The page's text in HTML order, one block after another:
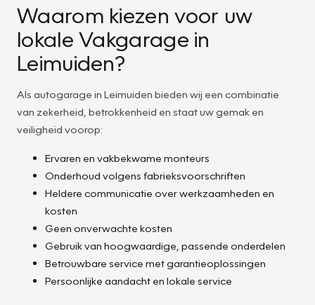
Waarom kiezen voor uw
lokale Vakgarage in
Leimuiden?
Als autogarage in Leimuiden bieden wij een combinatie
van zekerheid, betrokkenheid en staat uw gemak en
veiligheid voorop:
Ervaren en vakbekwame monteurs
Onderhoud volgens fabrieksvoorschriften
Heldere communicatie over werkzaamheden en
kosten
Geen onverwachte kosten
Gebruik van hoogwaardige, passende onderdelen
Betrouwbare service met garantieoplossingen
Persoonlijke aandacht en lokale service